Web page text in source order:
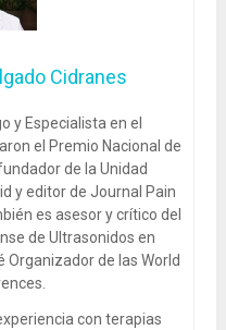
Cidranes
y Especialista en el
el Premio Nacional de
de la Unidad
y editor de Journal Pain
es asesor y crítico del
de Ultrasonidos en
Organizador de las World
con terapias